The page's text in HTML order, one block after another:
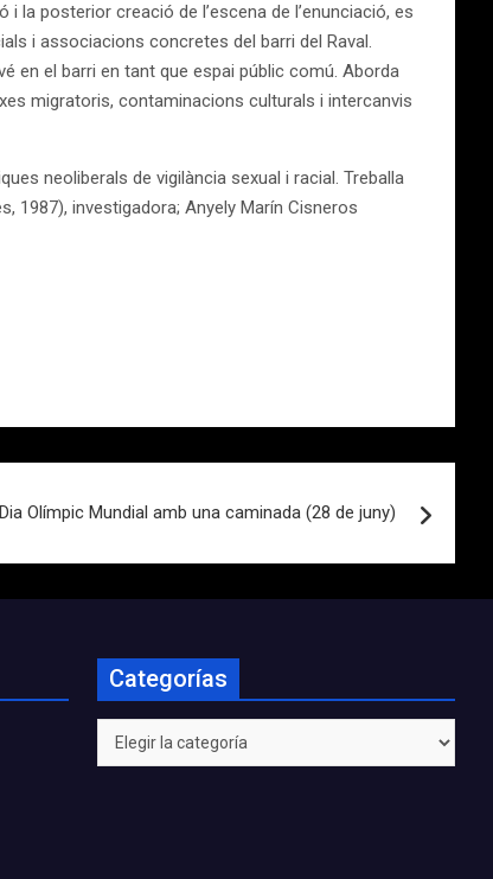
la posterior creació de l’escena de l’enunciació, es
i associacions concretes del barri del Raval.
en el barri en tant que espai públic comú. Aborda
migratoris, contaminacions culturals i intercanvis
neoliberals de vigilància sexual i racial. Treballa
1987), investigadora; Anyely Marín Cisneros
Olímpic Mundial amb una caminada (28 de juny)
Categorías
Categorías